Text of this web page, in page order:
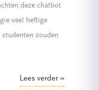
deze chatbot
veel heftige
studenten zouden
Lees verder